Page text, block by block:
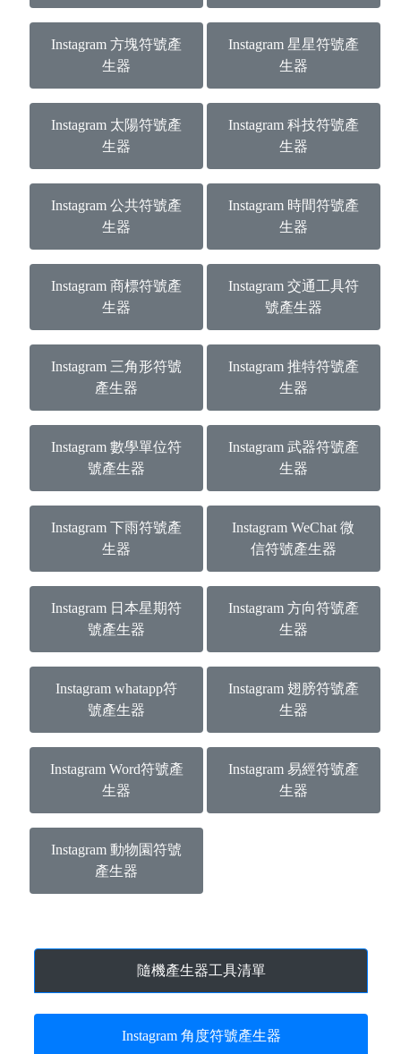
Instagram 方塊符號產
生器
Instagram 星星符號產
生器
Instagram 太陽符號產
生器
Instagram 科技符號產
生器
Instagram 公共符號產
生器
Instagram 時間符號產
生器
Instagram 商標符號產
生器
Instagram 交通工具符
號產生器
Instagram 三角形符號
產生器
Instagram 推特符號產
生器
Instagram 數學單位符
號產生器
Instagram 武器符號產
生器
Instagram 下雨符號產
生器
Instagram WeChat 微
信符號產生器
Instagram 日本星期符
號產生器
Instagram 方向符號產
生器
Instagram whatapp符
號產生器
Instagram 翅膀符號產
生器
Instagram Word符號產
生器
Instagram 易經符號產
生器
Instagram 動物園符號
產生器
隨機產生器工具清單
Instagram 角度符號產生器